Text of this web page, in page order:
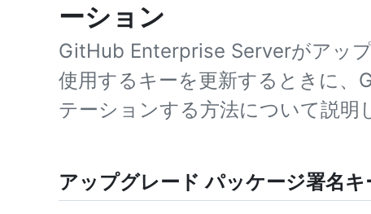
ーション
GitHub Enterprise Serverがアッ
使用するキーを更新するときに、
テーションする方法について説明
アップグレード パッケージ署名キ